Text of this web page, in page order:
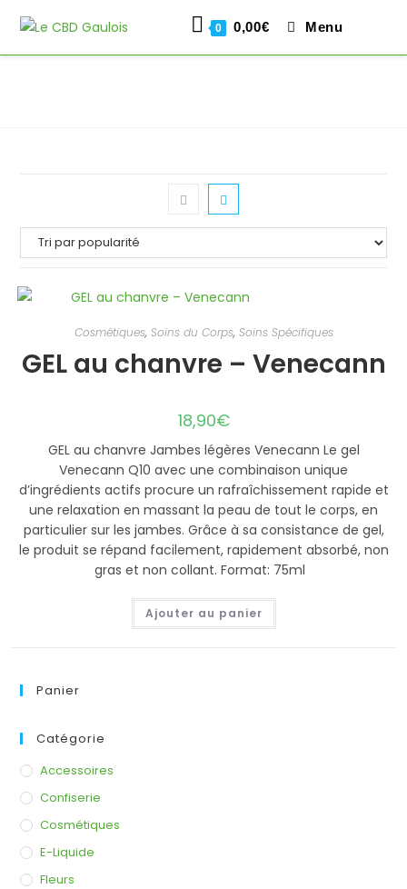
0 0,00€ Menu
Cosmétiques, Soins du Corps, Soins Spécifiques
GEL au chanvre – Venecann
18,90€
GEL au chanvre Jambes légères Venecann Le gel
Venecann Q10 avec une combinaison unique
d’ingrédients actifs procure un rafraîchissement rapide et
une relaxation en massant la peau de tout le corps, en
particulier sur les jambes. Grâce à sa consistance de gel,
le produit se répand facilement, rapidement absorbé, non
gras et non collant. Format: 75ml
Ajouter au panier
Panier
Catégorie
Accessoires
Confiserie
Cosmétiques
E-Liquide
Fleurs